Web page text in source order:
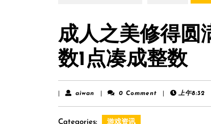
成人之美修得圆
数1点凑成整数
aiwan aiwan 0 Comment 上午8:32
Categories: 游戏资讯